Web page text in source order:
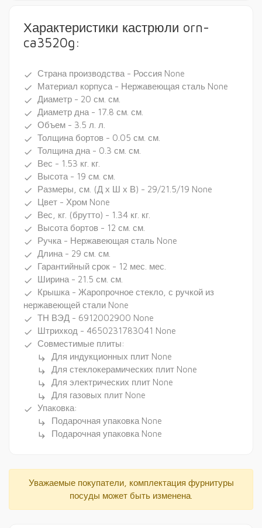
Характеристики кастрюли orn-
ca3520g:
done Страна производства - Россия None
done Материал корпуса - Нержавеющая сталь None
done Диаметр - 20 см. см.
done Диаметр дна - 17.8 см. см.
done Объем - 3.5 л. л.
done Толщина бортов - 0.05 см. см.
done Толщина дна - 0.3 см. см.
done Вес - 1.53 кг. кг.
done Высота - 19 см. см.
done Размеры, см. (Д х Ш х В) - 29/21.5/19 None
done Цвет - Хром None
done Вес, кг. (брутто) - 1.34 кг. кг.
done Высота бортов - 12 см. см.
done Ручка - Нержавеющая сталь None
done Длина - 29 см. см.
done Гарантийный срок - 12 мес. мес.
done Ширина - 21.5 см. см.
done
Крышка - Жаропрочное стекло, с ручкой из
нержавеющей стали None
done ТН ВЭД - 6912002900 None
done Штрихкод - 4650231783041 None
done Совместимые плиты:
subdirectory_arrow_right Для индукционных плит None
subdirectory_arrow_right Для стеклокерамических плит None
subdirectory_arrow_right Для электрических плит None
subdirectory_arrow_right Для газовых плит None
done Упаковка:
subdirectory_arrow_right Подарочная упаковка None
subdirectory_arrow_right Подарочная упаковка None
Уважаемые покупатели, комплектация фурнитуры
посуды может быть изменена.